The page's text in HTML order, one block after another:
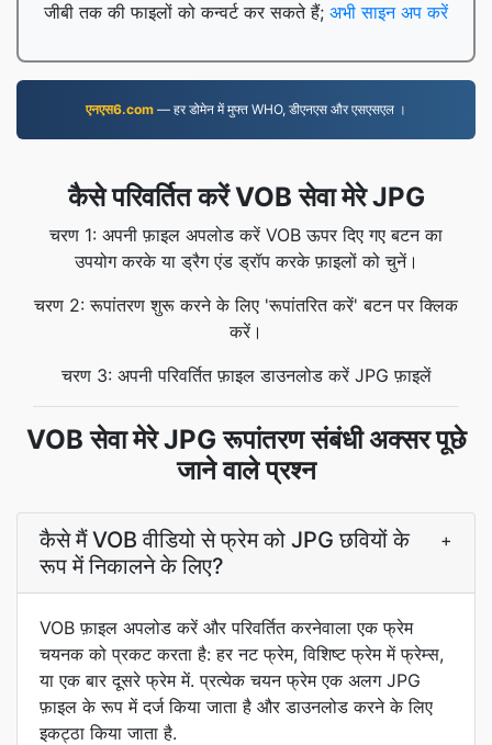
जीबी तक की फाइलों को कन्वर्ट कर सकते हैं; अभी साइन अप करें
एनएस6.com — हर डोमेन में मुफ्त WHO, डीएनएस और एसएसएल ।
कैसे परिवर्तित करें VOB सेवा मेरे JPG
चरण 1: अपनी फ़ाइल अपलोड करें VOB ऊपर दिए गए बटन का
उपयोग करके या ड्रैग एंड ड्रॉप करके फ़ाइलों को चुनें।
चरण 2: रूपांतरण शुरू करने के लिए 'रूपांतरित करें' बटन पर क्लिक
करें।
चरण 3: अपनी परिवर्तित फ़ाइल डाउनलोड करें JPG फ़ाइलें
VOB सेवा मेरे JPG रूपांतरण संबंधी अक्सर पूछे
जाने वाले प्रश्न
कैसे मैं VOB वीडियो से फ्रेम को JPG छवियों के
रूप में निकालने के लिए?
+
VOB फ़ाइल अपलोड करें और परिवर्तित करनेवाला एक फ्रेम
चयनक को प्रकट करता है: हर नट फ्रेम, विशिष्ट फ्रेम में फ्रेम्स,
या एक बार दूसरे फ्रेम में. प्रत्येक चयन फ्रेम एक अलग JPG
फ़ाइल के रूप में दर्ज किया जाता है और डाउनलोड करने के लिए
इकट्ठा किया जाता है.